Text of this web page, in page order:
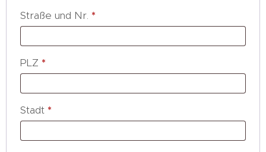
Straße und Nr. *
PLZ *
Stadt *